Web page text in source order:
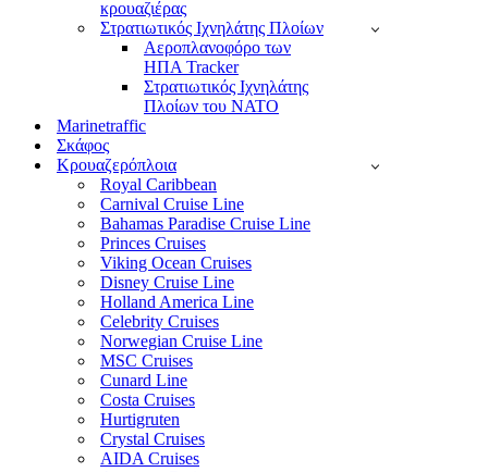
κρουαζιέρας
Στρατιωτικός Ιχνηλάτης Πλοίων
Αεροπλανοφόρο των
ΗΠΑ Tracker
Στρατιωτικός Ιχνηλάτης
Πλοίων του ΝΑΤΟ
Marinetraffic
Σκάφος
Κρουαζερόπλοια
Royal Caribbean
Carnival Cruise Line
Bahamas Paradise Cruise Line
Princes Cruises
Viking Ocean Cruises
Disney Cruise Line
Holland America Line
Celebrity Cruises
Norwegian Cruise Line
MSC Cruises
Cunard Line
Costa Cruises
Hurtigruten
Crystal Cruises
AIDA Cruises